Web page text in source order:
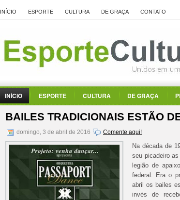
INÍCIO ESPORTE CULTURA DE GRAÇA CONTATO
INÍCIO ESPORTE CULTURA DE GRAÇA
BAILES TRADICIONAIS ESTÃO
domingo, 3 de abril de 2016 Comente aqui!
Na década de
seu picadeiro
legião de
federal. Era o
abril os bailes
invés de